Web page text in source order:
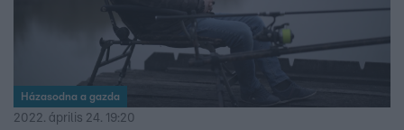
Házasodna a gazda
2022. április 24. 19:20